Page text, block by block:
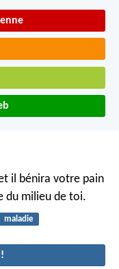
il bénira votre pain
du milieu de toi.
maladie